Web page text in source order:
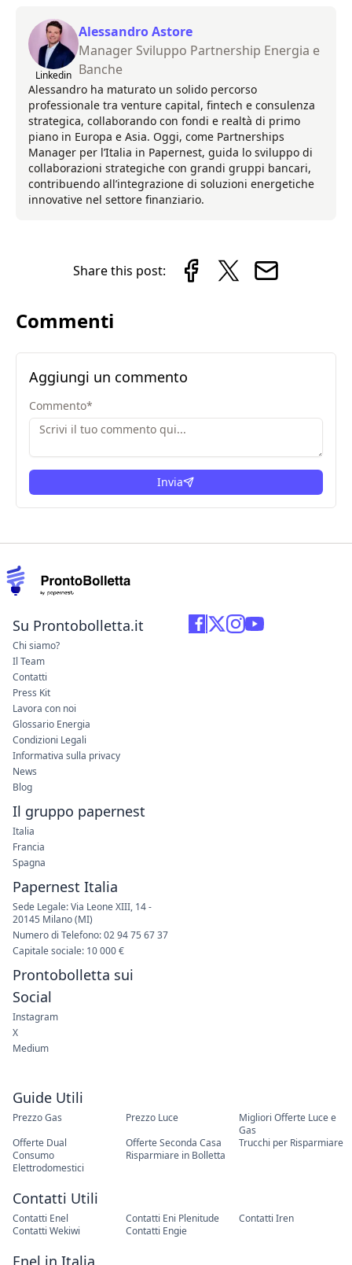
Linkedin
Alessandro Astore
Manager Sviluppo Partnership Energia e
Banche
Alessandro ha maturato un solido percorso
professionale tra venture capital, fintech e consulenza
strategica, collaborando con fondi e realtà di primo
piano in Europa e Asia. Oggi, come Partnerships
Manager per l’Italia in Papernest, guida lo sviluppo di
collaborazioni strategiche con grandi gruppi bancari,
contribuendo all’integrazione di soluzioni energetiche
innovative nel settore finanziario.
Share this post:
Commenti
Aggiungi un commento
Commento*
Invia
Guide Utili
Prezzo Gas Prezzo Luce
Migliori Offerte Luce e
Gas
Offerte Dual
Offerte Seconda Casa
Trucchi per Risparmiare
Consumo
Elettrodomestici
Risparmiare in Bolletta
Contatti Utili
Contatti Enel Contatti Eni Plenitude
Contatti Iren
Contatti Wekiwi
Contatti Engie
Enel in Italia
Su Prontobolletta.it
Chi siamo?
Il Team
Contatti
Press Kit
Lavora con noi
Glossario Energia
Condizioni Legali
Informativa sulla privacy
News
Blog
Il gruppo papernest
Italia
Francia
Spagna
Papernest Italia
Sede Legale: Via Leone XIII, 14 -
20145 Milano (MI)
Numero di Telefono: 02 94 75 67 37
Capitale sociale: 10 000 €
Prontobolletta sui
Social
Instagram
X
Medium